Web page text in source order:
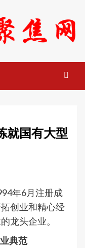
就国有大型
年6月注册成
创业和精心经
龙头企业。
典范